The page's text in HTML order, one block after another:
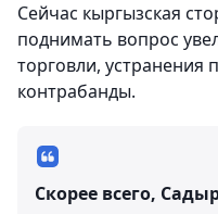
Сейчас кыргызская
поднимать вопрос
торговли, устранения
контрабанды.
Скорее всего,